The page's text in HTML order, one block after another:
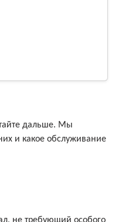
дальше. Мы
и какое обслуживание